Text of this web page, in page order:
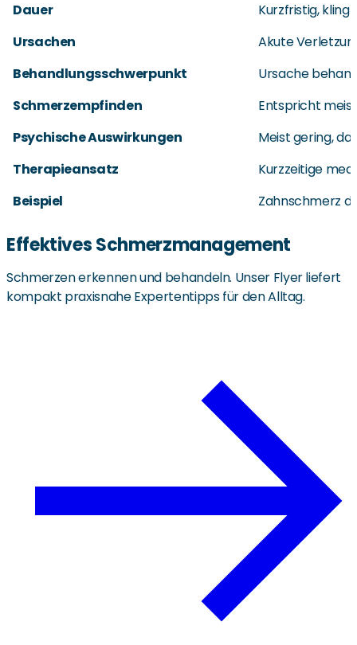
Dauer
Kurzfristig,
Ursachen
Akute
Behandlungsschwerpunkt
Ursache
Schmerzempfinden
Entspricht
Psychische Auswirkungen
Meist gering,
Therapieansatz
Kurzzeitige
Beispiel
Zahnschmerz
Effektives Schmerzmanagement
Schmerzen erkennen und behandeln. Unser Flyer liefert
kompakt praxisnahe Expertentipps für den Alltag.